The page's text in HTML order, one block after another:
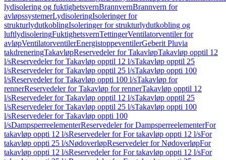
lydisolering og fuktighetsvernBrannvernBrannvern for
avløpssystemerLydisoleringIsoleringer for
strukturlydutkoblingIsoleringer for strukturlydutkobling og
luftlydisoleringFuktighetsvernTettingerVentilatorventiler for
avløpVentilatorventilerEnergistoppeventilerGeberit Pluvia
takdreneringTakavløpReservedeler for TakavløpTakavløp opptil 12
l/sReservedeler for Takavløp opptil 12 l/sTakavløp opptil 25
l/sReservedeler for Takavløp opptil 25 l/sTakavløp oppti 100
l/sReservedeler for Takavløp oppti 100 l/sTakavløp for
rennerReservedeler for Takavløp for rennerTakavløp opptil 12
l/sReservedeler for Takavløp opptil 12 l/sTakavløp opptil 25
l/sReservedeler for Takavløp opptil 25 l/sTakavløp oppti 100
l/sReservedeler for Takavløp oppti 100
l/sDampsperreelementerReservedeler for DampsperreelementerFor
takavløp oppti 12 l/sReservedeler for For takavløp oppti 12 l/sFor
takavløp oppti 25 l/sNødoverløpReservedeler for NødoverløpFor
takavløp oppti 12 l/sReservedeler for For takavløp oppti 12 l/sFor